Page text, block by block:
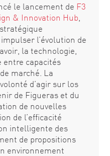
le lancement de F3
& Innovation Hub
l’évolution de
la technologie,
entre capacités
marché. La
d’agir sur los
de Figueras et du
de nouvelles
de l’efficacité
intelligente des
de propositions
environnement